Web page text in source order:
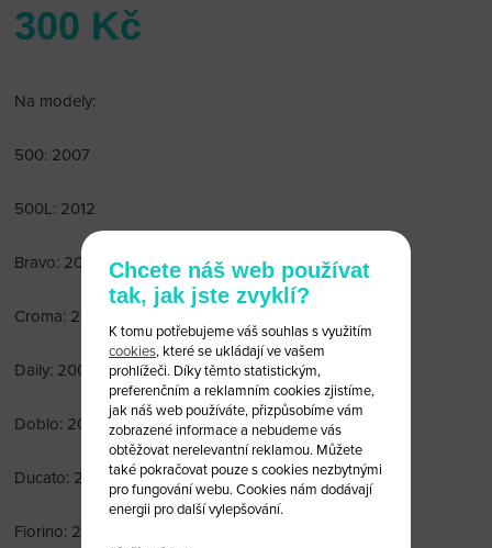
300 Kč
Na modely:
500: 2007
500L: 2012
Bravo: 2007
Croma: 2005-2010
Daily: 2000
Doblo: 2006
Ducato: 2006
Fiorino: 2007
Chcete náš web používat
tak, jak jste zvyklí?
K tomu potřebujeme váš souhlas s využitím
cookies, které se ukládají ve vašem
prohlížeči. Díky těmto statistickým,
preferenčním a reklamním cookies zjistíme,
jak náš web používáte, přizpůsobíme vám
zobrazené informace a nebudeme vás
obtěžovat nerelevantní reklamou. Můžete
také pokračovat pouze s cookies nezbytnými
pro fungování webu. Cookies nám dodávají
energii pro další vylepšování.